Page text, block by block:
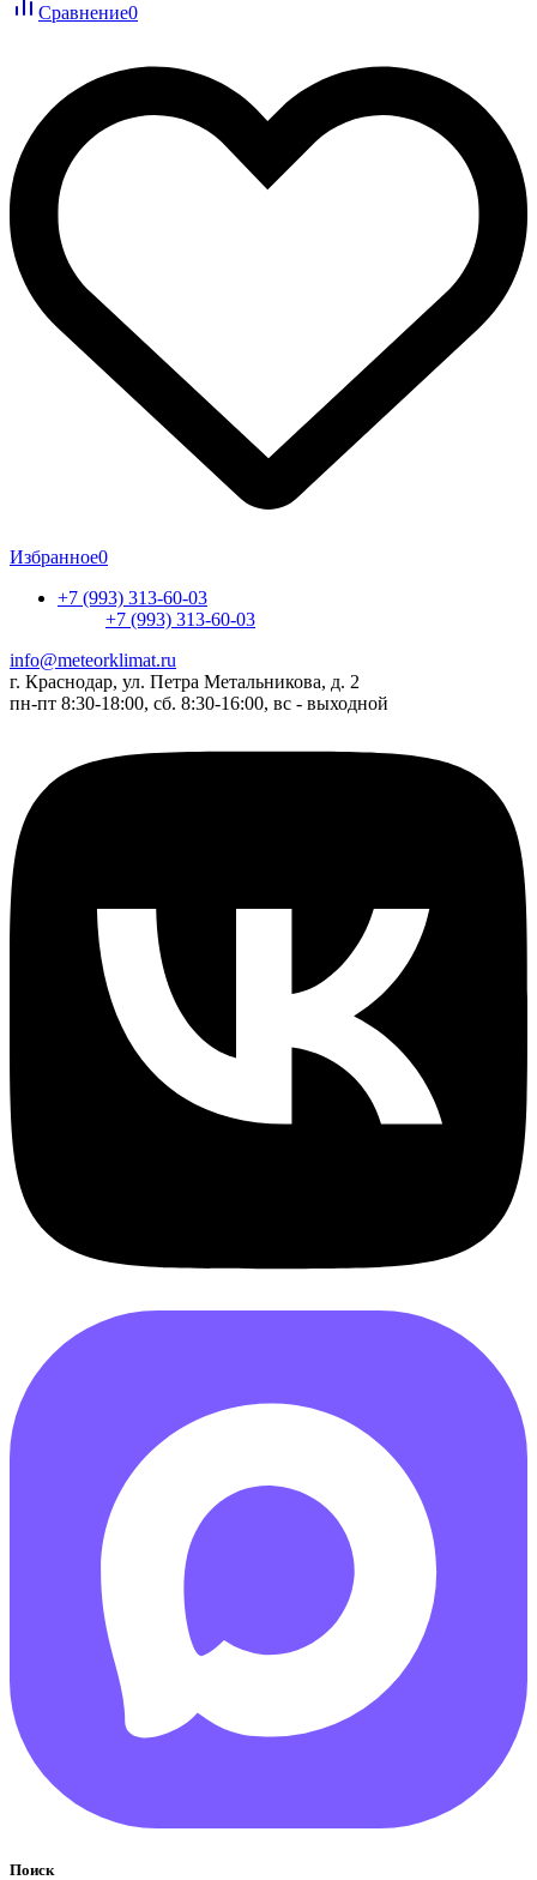
Сравнение0
Избранное0
+7 (993) 313-60-03
+7 (993) 313-60-03
info@meteorklimat.ru
г. Краснодар, ул. Петра Метальникова, д. 2
пн-пт 8:30-18:00, сб. 8:30-16:00, вс - выходной
Поиск